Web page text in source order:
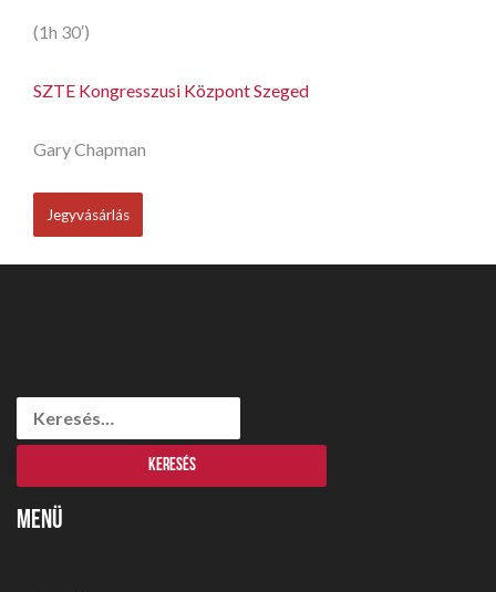
(1h 30′)
SZTE Kongresszusi Központ Szeged
Gary Chapman
Jegyvásárlás
Keresés:
MENÜ